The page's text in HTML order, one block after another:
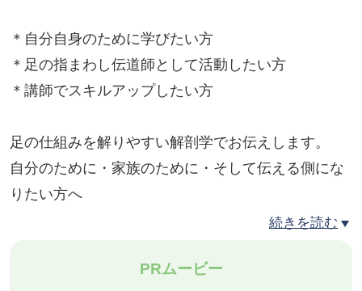
＊自分自身のために学びたい方
＊足の指まわし伝道師として活動したい方
＊講師でスキルアップしたい方
足の仕組みを解りやすい解剖学でお伝えします。
自分のために・家族のために・そして伝える側にな
りたい方へ
https://00m.in/GAlFL
続きを読む
PRムービー